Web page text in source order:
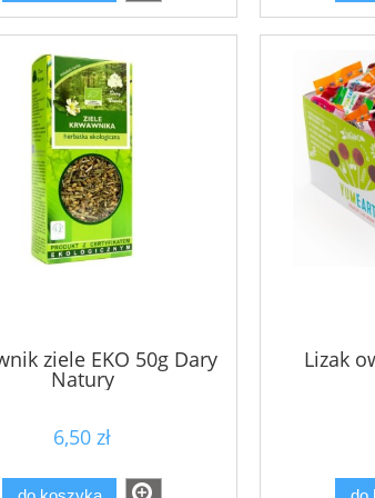
ziele EKO 50g Dary
Natury
6,50 zł
Lizak